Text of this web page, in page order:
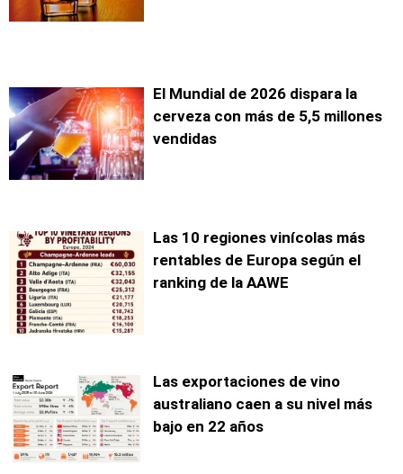
El Mundial de 2026 dispara la
cerveza con más de 5,5 millones
vendidas
Las 10 regiones vinícolas más
rentables de Europa según el
ranking de la AAWE
Las exportaciones de vino
australiano caen a su nivel más
bajo en 22 años